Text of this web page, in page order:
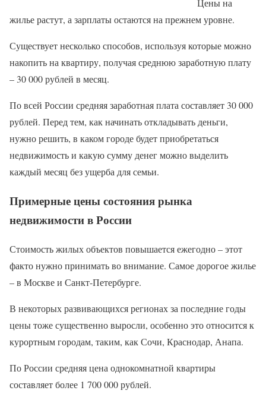
Цены на
жилье растут, а зарплаты остаются на прежнем уровне.
Существует несколько способов, используя которые можно
накопить на квартиру, получая среднюю заработную плату
– 30 000 рублей в месяц.
По всей России средняя заработная плата составляет 30 000
рублей. Перед тем, как начинать откладывать деньги,
нужно решить, в каком городе будет приобретаться
недвижимость и какую сумму денег можно выделить
каждый месяц без ущерба для семьи.
Примерные цены состояния рынка
недвижимости в России
Стоимость жилых объектов повышается ежегодно – этот
факто нужно принимать во внимание. Самое дорогое жилье
– в Москве и Санкт-Петербурге.
В некоторых развивающихся регионах за последние годы
цены тоже существенно выросли, особенно это относится к
курортным городам, таким, как Сочи, Краснодар, Анапа.
По России средняя цена однокомнатной квартиры
составляет более 1 700 000 рублей.